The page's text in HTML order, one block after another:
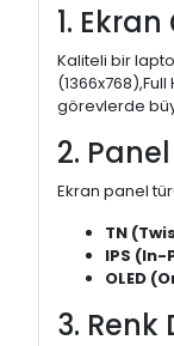
1.
Kaliteli bir
görevlerde
2.
Ekran panel
TN
IPS
OLED
3.